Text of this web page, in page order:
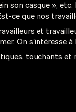
son casque »,
ce que nos
et
On s’intéresse
touchants et